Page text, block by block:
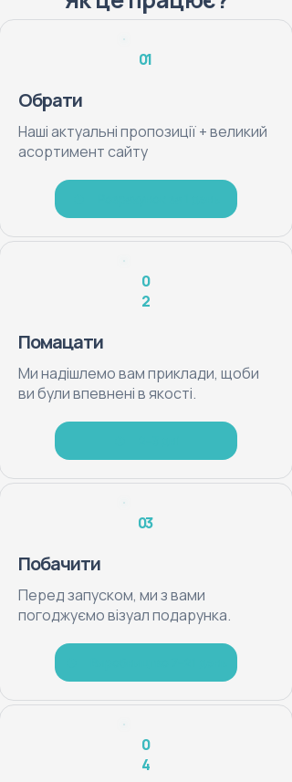
01
Обрати
Наші актуальні пропозиції + великий
асортимент сайту
0
2
Помацати
Ми надішлемо вам приклади, щоби
ви були впевнені в якості.
03
Побачити
Перед запуском, ми з вами
погоджуємо візуал подарунка.
0
4